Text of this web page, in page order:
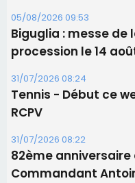
05/08/2026 09:53
Biguglia : messe de
procession le 14
31/07/2026 08:24
Tennis - Début ce
RCPV
31/07/2026 08:22
82ème
Commandant